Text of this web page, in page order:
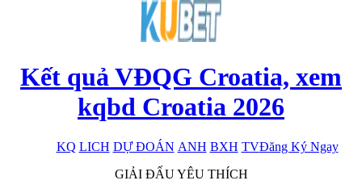
Kết quả VĐQG Croatia, xem
kqbd Croatia 2026
KQ LICH DỰ ĐOÁN ANH BXH TVĐăng Ký Ngay
x
GIẢI ĐẤU YÊU THÍCH